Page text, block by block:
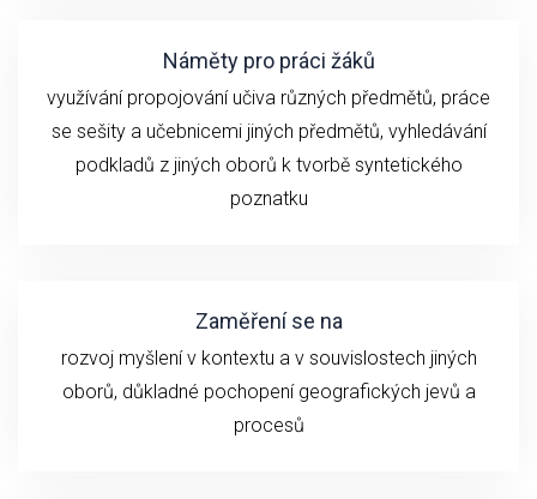
Náměty pro práci žáků
využívání propojování učiva různých předmětů, práce
se sešity a učebnicemi jiných předmětů, vyhledávání
podkladů z jiných oborů k tvorbě syntetického
poznatku
Zaměření se na
rozvoj myšlení v kontextu a v souvislostech jiných
oborů, důkladné pochopení geografických jevů a
procesů